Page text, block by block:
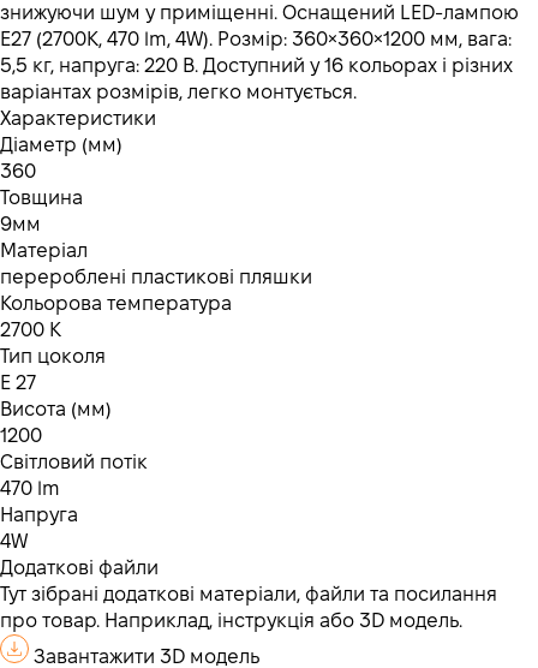
знижуючи шум у приміщенні. Оснащений LED-лампою
E27 (2700K, 470 lm, 4W). Розмір: 360×360×1200 мм, вага:
5,5 кг, напруга: 220 В. Доступний у 16 кольорах і різних
варіантах розмірів, легко монтується.
Характеристики
Діаметр (мм)
360
Товщина
9мм
Матеріал
перероблені пластикові пляшки
Кольорова температура
2700 K
Тип цоколя
E 27
Висота (мм)
1200
Світловий потік
470 lm
Напруга
4W
Додаткові файли
Тут зібрані додаткові матеріали, файли та посилання
про товар. Наприклад, інструкція або 3D модель.
Завантажити 3D модель